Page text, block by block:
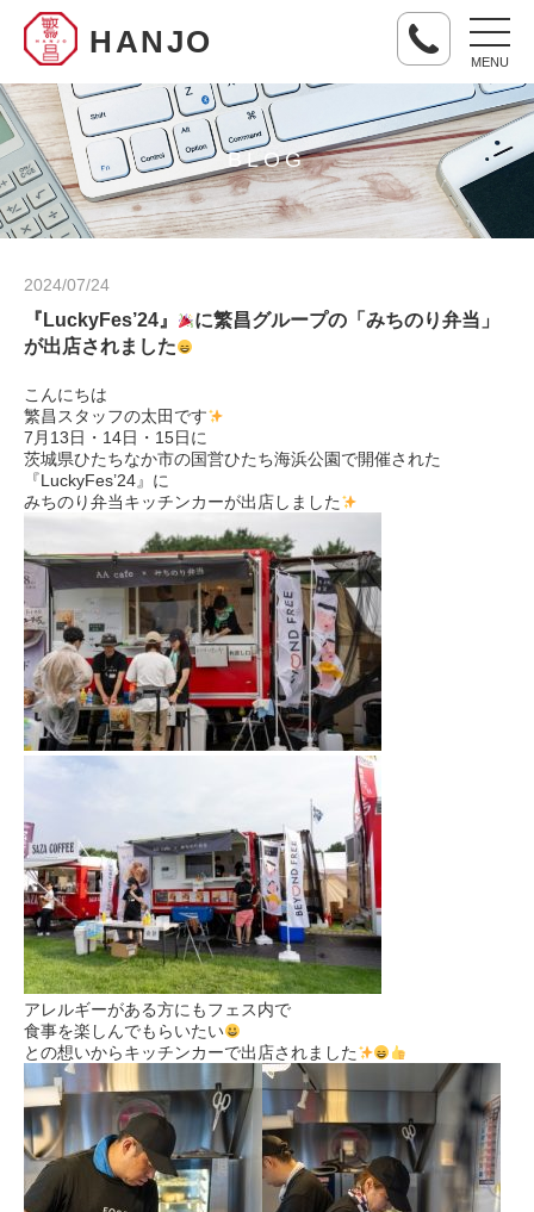
HANJO
MENU
BLOG
2024/07/24
『LuckyFes’24』
に繁昌グループの「みちのり弁当」
が出店されました
こんにちは
繁昌スタッフの太田です
7月13日・14日・15日に
茨城県ひたちなか市の国営ひたち海浜公園で開催された
『LuckyFes’24』に
みちのり弁当キッチンカーが出店しました
アレルギーがある方にもフェス内で
食事を楽しんでもらいたい
との想いからキッチンカーで出店されました